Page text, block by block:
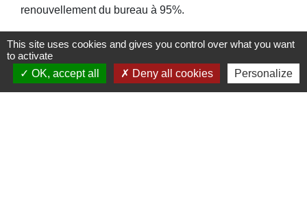
renouvellement du bureau à 95%.
Contacts
This site uses cookies and gives you control over what you want
to activate
OK, accept all
Deny all cookies Personalize